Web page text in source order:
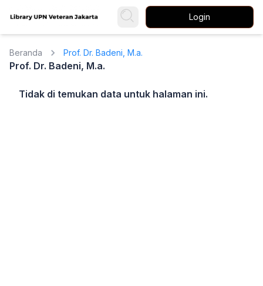
Login
Beranda Prof. Dr. Badeni, M.a.
Prof. Dr. Badeni, M.a.
Tidak di temukan data untuk halaman ini.